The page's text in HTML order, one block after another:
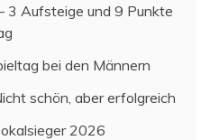
3 Aufsteige und 9 Punkte
bei den Männern
schön, aber erfolgreich
2026